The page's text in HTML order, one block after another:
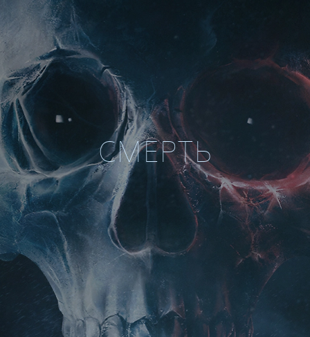
СМЕРТЬ